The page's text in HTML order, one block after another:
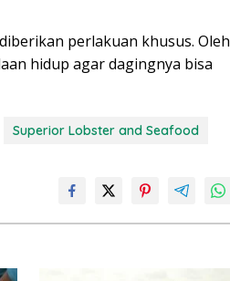
perlakuan khusus. Oleh
hidup agar dagingnya bisa
Superior Lobster and Seafood